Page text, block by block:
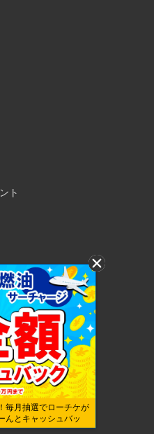
ト
Entertainment, Inc.
毎月抽選でローチケが
んとキャッシュバッ